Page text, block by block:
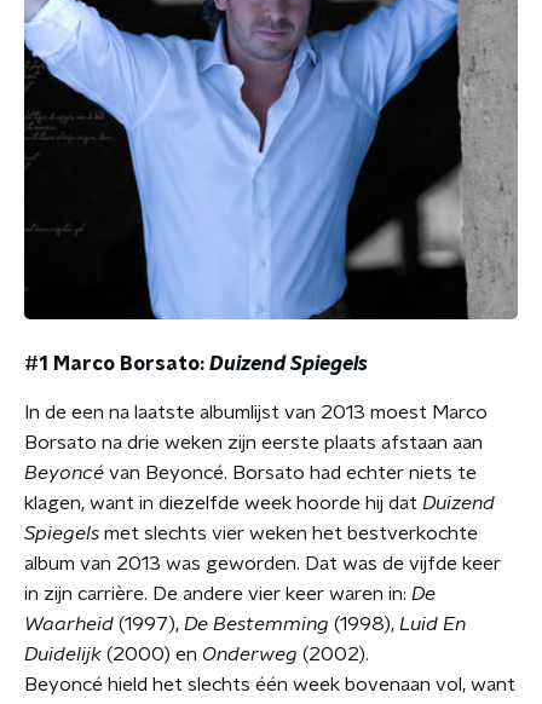
#1 Marco Borsato: Duizend Spiegels
In de een na laatste albumlijst van 2013 moest Marco
Borsato na drie weken zijn eerste plaats afstaan aan
Beyoncé van Beyoncé. Borsato had echter niets te
klagen, want in diezelfde week hoorde hij dat Duizend
Spiegels met slechts vier weken het bestverkochte
album van 2013 was geworden. Dat was de vijfde keer
in zijn carrière. De andere vier keer waren in: De
Waarheid (1997), De Bestemming (1998), Luid En
Duidelijk (2000) en Onderweg (2002).
Beyoncé hield het slechts één week bovenaan vol, want